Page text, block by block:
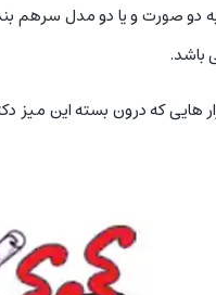
دو صورت و یا دو مدل سرهم
و ابزار هایی که درون بسته این